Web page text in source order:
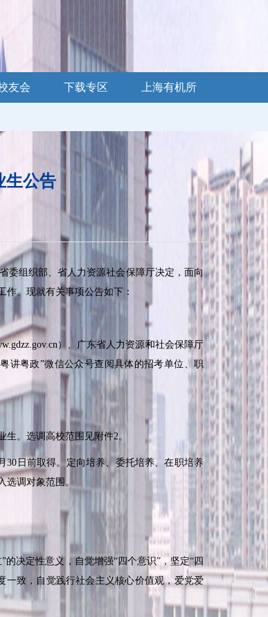
友会 下载专区 上海有机所
生公告
委组织部、省人力资源社会保障厅决定，面向
。现就有关事项公告如下：
）、广东省人力资源和社会保障厅
粤讲粤政”微信公众号查阅具体的招考单位、职
生。选调高校范围见附件2。
30 日前取得。定向培养、委托培养、在职培养
调对象范围。
决定性意义，自觉增强“四个意识”，坚定“四
一致，自觉践行社会主义核心价值观，爱党爱